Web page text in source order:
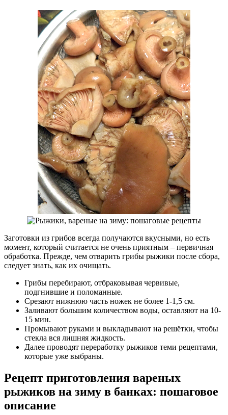
Заготовки из грибов всегда получаются вкусными, но есть
момент, который считается не очень приятным – первичная
обработка. Прежде, чем отварить грибы рыжики после сбора,
следует знать, как их очищать.
Грибы перебирают, отбраковывая червивые,
подгнившие и поломанные.
Срезают нижнюю часть ножек не более 1-1,5 см.
Заливают большим количеством воды, оставляют на 10-
15 мин.
Промывают руками и выкладывают на решётки, чтобы
стекла вся лишняя жидкость.
Далее проводят переработку рыжиков теми рецептами,
которые уже выбраны.
Рецепт приготовления вареных
рыжиков на зиму в банках: пошаговое
описание